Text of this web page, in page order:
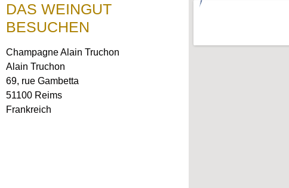
DAS WEINGUT
BESUCHEN
Champagne Alain Truchon
Alain Truchon
69, rue Gambetta
51100 Reims
Frankreich